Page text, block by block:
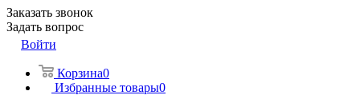
Заказать звонок
Задать вопрос
Войти
Корзина0
Избранные товары0